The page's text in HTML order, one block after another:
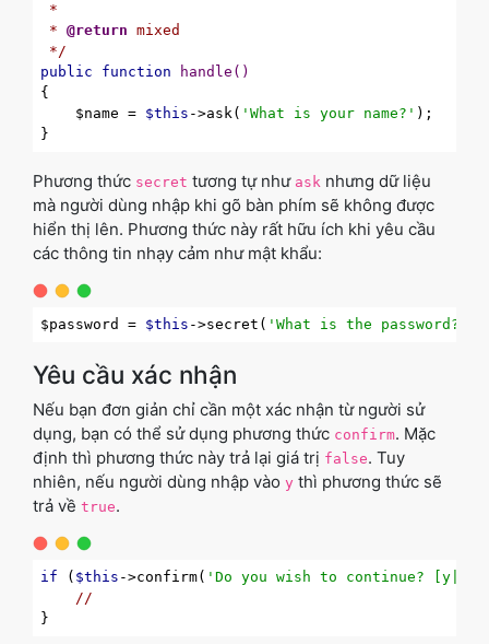
*
* @return mixed
*/
public
function handle ()
{
    $name =
$this ->ask( 'What is your name?' );
Phương thức secret tương tự như ask nhưng dữ liệu
mà người dùng nhập khi gõ bàn phím sẽ không được
hiển thị lên. Phương thức này rất hữu ích khi yêu cầu
các thông tin nhạy cảm như mật khẩu:
$password = $this ->secret( 'What is the password?'
Yêu cầu xác nhận
Nếu bạn đơn giản chỉ cần một xác nhận từ người sử
dụng, bạn có thể sử dụng phương thức confirm. Mặc
định thì phương thức này trả lại giá trị false. Tuy
nhiên, nếu người dùng nhập vào y thì phương thức sẽ
trả về true.
if ( $this ->confirm( 'Do you wish to continue? [y|N]'
//